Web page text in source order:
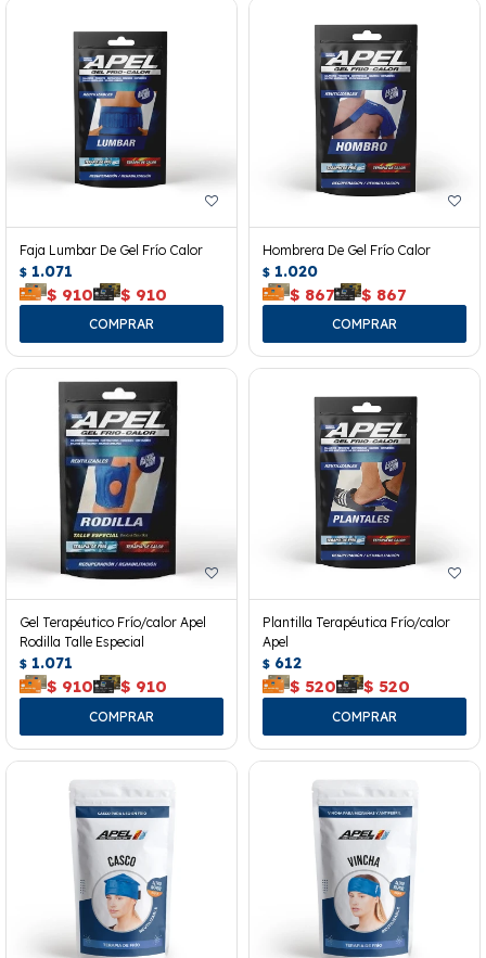
Faja Lumbar De Gel Frío Calor
$ 1.071
$ 910 $ 910
Hombrera De Gel Frío Calor
$ 1.020
$ 867 $ 867
Gel Terapéutico Frío/calor Apel
Rodilla Talle Especial
$ 1.071
$ 910 $ 910
Plantilla Terapéutica Frío/calor
Apel
$ 612
$ 520 $ 520